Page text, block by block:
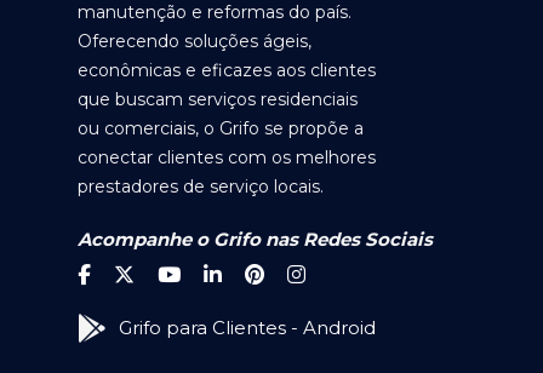
manutenção e reformas do país.
Oferecendo soluções ágeis,
econômicas e eficazes aos clientes
que buscam serviços residenciais
ou comerciais, o Grifo se propõe a
conectar clientes com os melhores
prestadores de serviço locais.
Acompanhe o Grifo nas Redes Sociais
Grifo para Clientes - Android